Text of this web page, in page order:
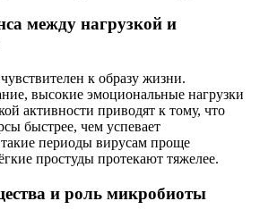
между нагрузкой и
к образу жизни.
высокие эмоциональные нагрузки
активности приводят к тому, что
быстрее, чем успевает
такие периоды вирусам проще
простуды протекают тяжелее.
и роль микробиоты